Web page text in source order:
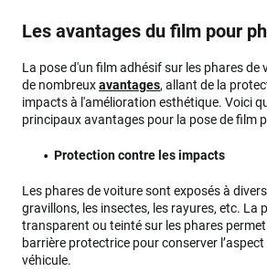
Les avantages du film pour
La pose d'un film adhésif sur les phares de
de nombreuxavantages, allant de la
impacts à l'amélioration esthétique. Voici
principaux avantages pour la pose de film
Protection contre les impacts
Les phares de voiture sont exposés à
gravillons, les insectes, les rayures, etc. La
transparent ou teinté sur les phares permet
barrière protectrice pour conserver
véhicule.